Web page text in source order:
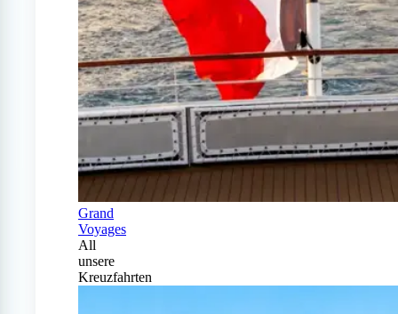
Grand
Voyages
All
unsere
Kreuzfahrten